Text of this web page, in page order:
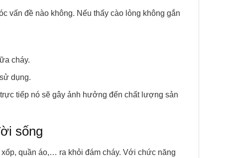
vấn đề nào không. Nếu thấy cào lỏng không gắn
cháy.
dụng.
tiếp nó sẽ gây ảnh hưởng đến chất lượng sản
sống
quần áo,… ra khỏi đám cháy. Với chức năng